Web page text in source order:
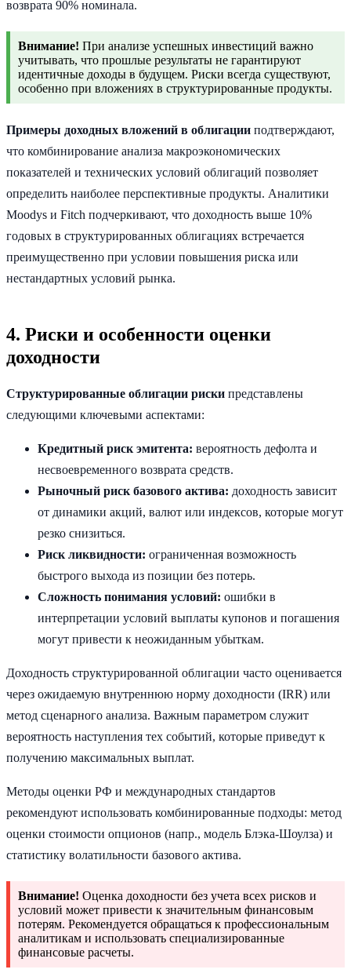
возврата 90% номинала.
Внимание! При анализе успешных инвестиций важно
учитывать, что прошлые результаты не гарантируют
идентичные доходы в будущем. Риски всегда существуют,
особенно при вложениях в структурированные продукты.
Примеры доходных вложений в облигации подтверждают,
что комбинирование анализа макроэкономических
показателей и технических условий облигаций позволяет
определить наиболее перспективные продукты. Аналитики
Moodys и Fitch подчеркивают, что доходность выше 10%
годовых в структурированных облигациях встречается
преимущественно при условии повышения риска или
нестандартных условий рынка.
4. Риски и особенности оценки
доходности
Структурированные облигации риски представлены
следующими ключевыми аспектами:
Кредитный риск эмитента: вероятность дефолта и
несвоевременного возврата средств.
Рыночный риск базового актива: доходность зависит
от динамики акций, валют или индексов, которые могут
резко снизиться.
Риск ликвидности: ограниченная возможность
быстрого выхода из позиции без потерь.
Сложность понимания условий: ошибки в
интерпретации условий выплаты купонов и погашения
могут привести к неожиданным убыткам.
Доходность структурированной облигации часто оценивается
через ожидаемую внутреннюю норму доходности (IRR) или
метод сценарного анализа. Важным параметром служит
вероятность наступления тех событий, которые приведут к
получению максимальных выплат.
Методы оценки РФ и международных стандартов
рекомендуют использовать комбинированные подходы: метод
оценки стоимости опционов (напр., модель Блэка-Шоулза) и
статистику волатильности базового актива.
Внимание! Оценка доходности без учета всех рисков и
условий может привести к значительным финансовым
потерям. Рекомендуется обращаться к профессиональным
аналитикам и использовать специализированные
финансовые расчеты.